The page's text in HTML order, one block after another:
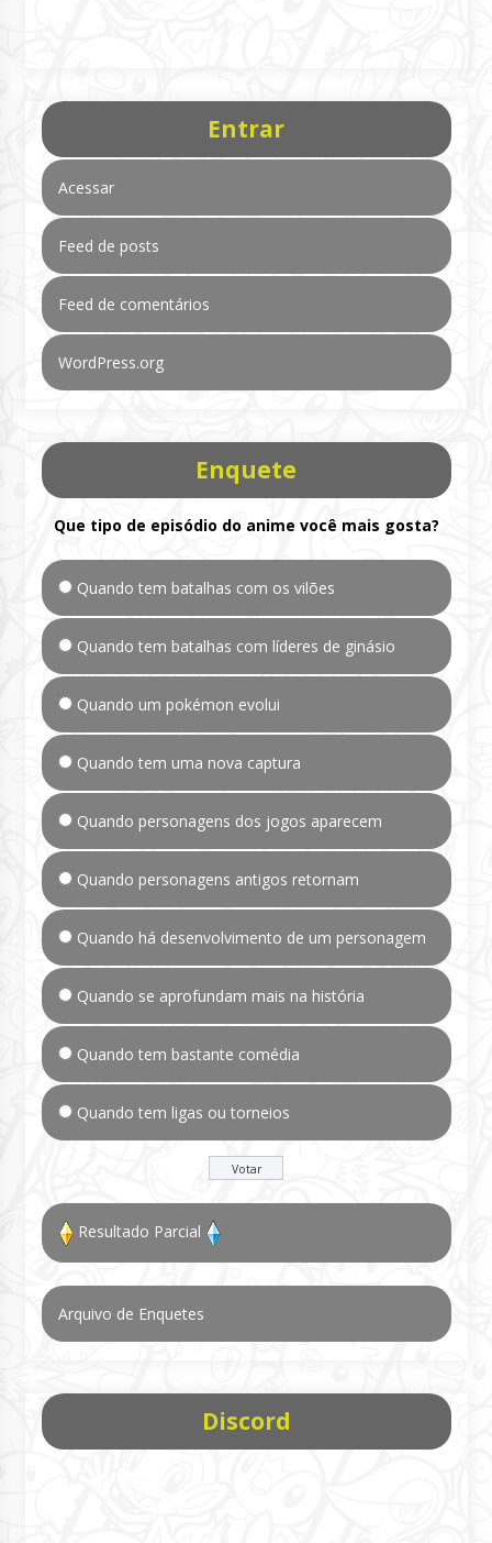
Entrar
Acessar
Feed de posts
Feed de comentários
WordPress.org
Enquete
Que tipo de episódio do anime você mais gosta?
Quando tem batalhas com os vilões
Quando tem batalhas com líderes de ginásio
Quando um pokémon evolui
Quando tem uma nova captura
Quando personagens dos jogos aparecem
Quando personagens antigos retornam
Quando há desenvolvimento de um personagem
Quando se aprofundam mais na história
Quando tem bastante comédia
Quando tem ligas ou torneios
Resultado Parcial
Arquivo de Enquetes
Discord